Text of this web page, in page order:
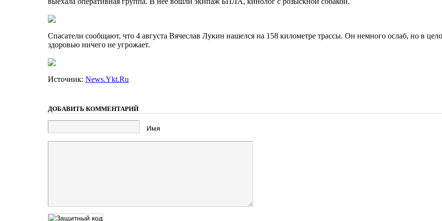
Спасатели сообщают, что 4 августа Вячеслав Лукин нашелся на 158 километре трассы. Он немного ослаб, но в
здоровью ничего не угрожает.
Источник: News.Ykt.Ru
ДОБАВИТЬ КОММЕНТАРИЙ
Имя